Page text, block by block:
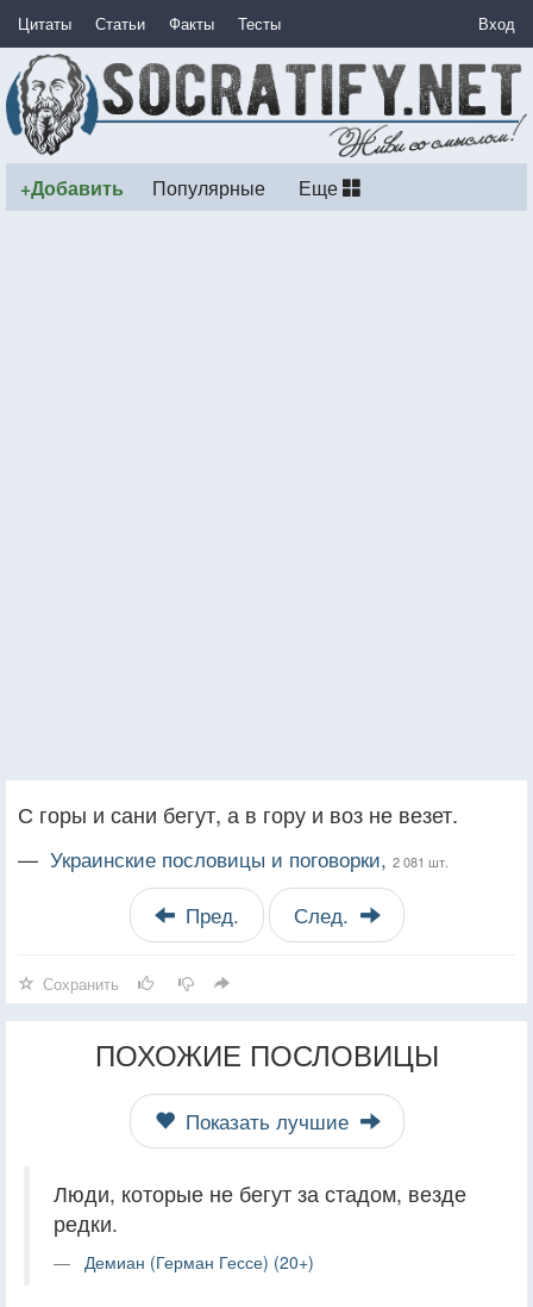
Цитаты Статьи Факты Тесты Вход
+Добавить Популярные Еще
С горы и сани бегут, а в гору и воз не везет.
— Украинские пословицы и поговорки, 2 081 шт.
Пред. След.
Сохранить
ПОХОЖИЕ ПОСЛОВИЦЫ
Показать лучшие
Люди, которые не бегут за стадом, везде
редки.
Демиан (Герман Гессе) (20+)